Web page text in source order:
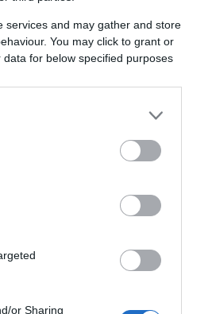
services and may gather and store
You may click to grant or
for below specified purposes
or Sharing
nálam
–
neki a